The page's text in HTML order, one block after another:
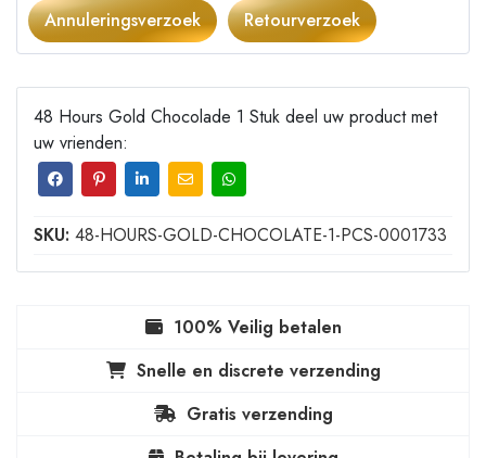
Annuleringsverzoek Retourverzoek
48 Hours Gold Chocolade 1 Stuk deel uw product met
uw vrienden:
SKU: 48-HOURS-GOLD-CHOCOLATE-1-PCS-0001733
100% Veilig betalen
Snelle en discrete verzending
Gratis verzending